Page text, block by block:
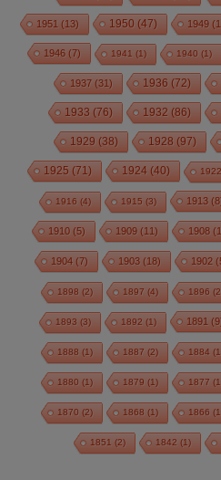
1951 (13) 1950 (47) 1949
1946 (7) 1941 (1) 1940 (1)
1937 (31) 1936 (72)
1933 (76) 1932 (86)
1929 (38) 1928 (97)
1925 (71) 1924 (40) 1922
1916 (4) 1915 (3) 1913
1910 (5) 1909 (11) 1908
1904 (7) 1903 (18) 1902
1898 (2) 1897 (4) 1896
1893 (3) 1892 (1) 1891
1888 (1) 1887 (2) 1884
1880 (1) 1879 (1) 1877
1870 (2) 1868 (1) 1866
1851 (2) 1842 (1)